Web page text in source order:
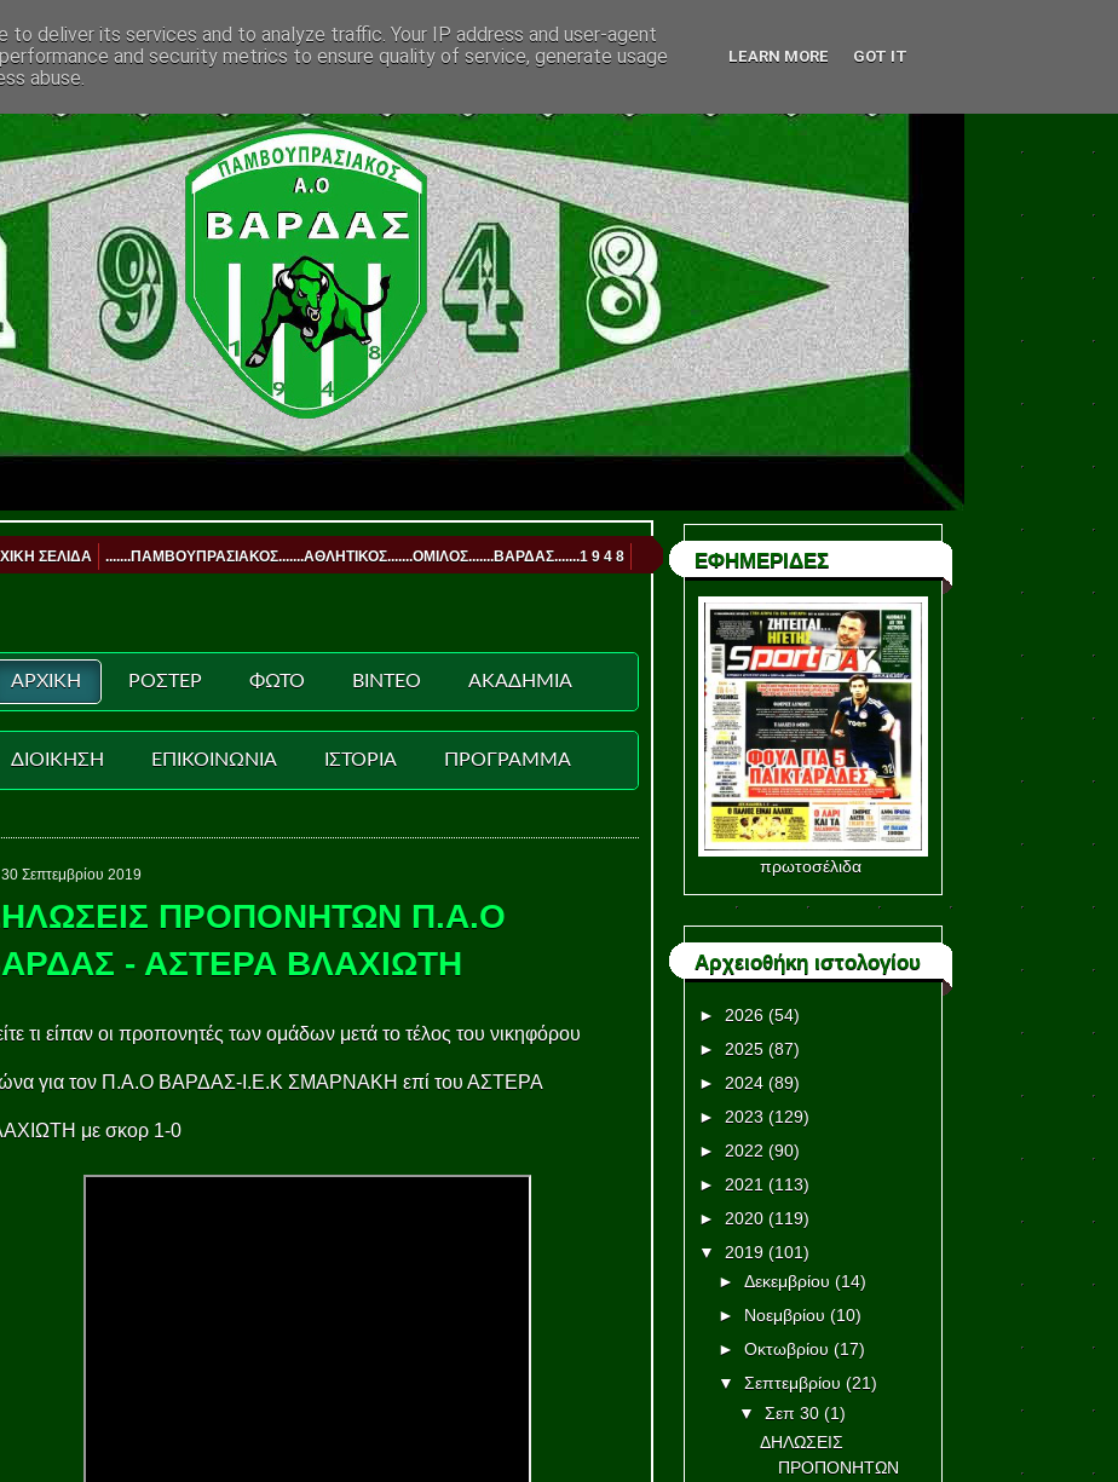
ΣΕΛΙΔΑ .......ΠΑΜΒΟΥΠΡΑΣΙΑΚΟΣ.......ΑΘΛΗΤΙΚΟΣ.......ΟΜΙΛΟΣ.......ΒΑΡΔΑΣ.......1 9 4 8
ΑΡΧΙΚΗ ΡΟΣΤΕΡ ΦΩΤΟ ΒΙΝΤΕΟ ΑΚΑΔΗΜΙΑ
ΔΙΟΙΚΗΣΗ ΕΠΙΚΟΙΝΩΝΙΑ ΙΣΤΟΡΙΑ ΠΡΟΓΡΑΜΜΑ
30 Σεπτεμβρίου 2019
ΠΡΟΠΟΝΗΤΩΝ Π.Α.Ο
- ΑΣΤΕΡΑ ΒΛΑΧΙΩΤΗ
τι είπαν οι προπονητές των ομάδων μετά το τέλος του νικηφόρου
για τον Π.Α.Ο ΒΑΡΔΑΣ-Ι.Ε.Κ ΣΜΑΡΝΑΚΗ επί του ΑΣΤΕΡΑ
με σκορ 1-0
ΕΦΗΜΕΡΙΔΕΣ
πρωτοσέλιδα
Αρχειοθήκη ιστολογίου
► 2026 (54)
► 2025 (87)
► 2024 (89)
► 2023 (129)
► 2022 (90)
► 2021 (113)
► 2020 (119)
▼
2019 (101)
►Δεκεμβρίου (14)
► Νοεμβρίου (10)
►Οκτωβρίου (17)
▼
Σεπτεμβρίου (21)
▼
Σεπ 30 (1)
ΔΗΛΩΣΕΙΣ
ΠΡΟΠΟΝΗΤΩΝ
to deliver its services and to analyze traffic. Your IP address and user-agent
and security metrics to ensure quality of service, generate usage
abuse.
LEARN MORE GOT IT